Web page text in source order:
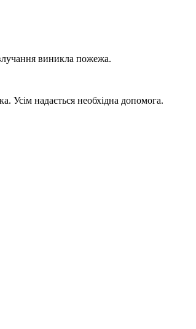
виникла пожежа.
Усім надається необхідна допомога.